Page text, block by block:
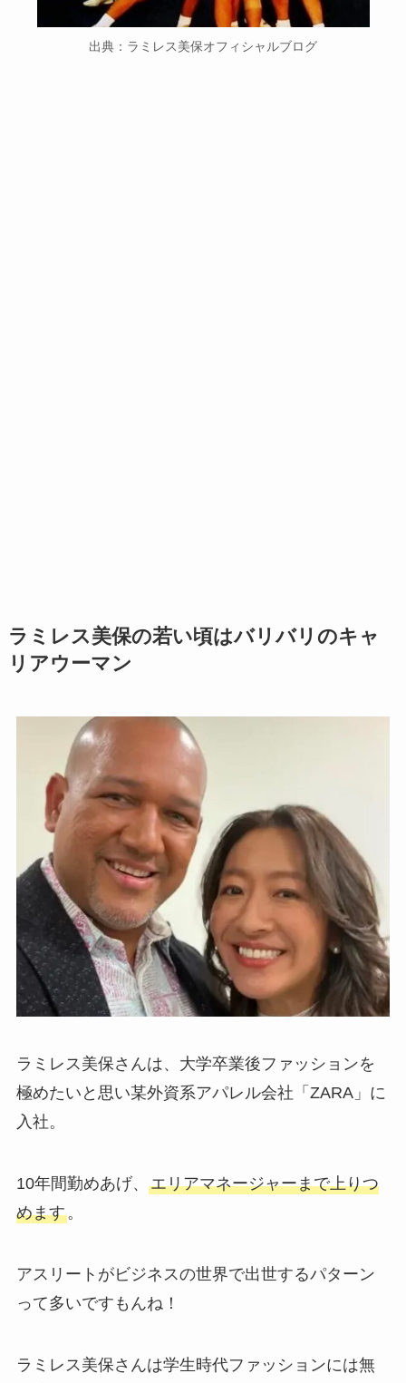
出典：ラミレス美保オフィシャルブログ
ラミレス美保の若い頃はバリバリのキャ
リアウーマン
ラミレス美保さんは、大学卒業後ファッションを
極めたいと思い某外資系アパレル会社「ZARA」に
入社。
10年間勤めあげ、 エリアマネージャーまで上りつ
めます。
アスリートがビジネスの世界で出世するパターン
って多いですもんね！
ラミレス美保さんは学生時代ファッションには無